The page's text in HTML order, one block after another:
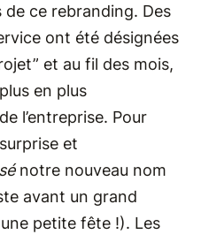
ce rebranding. Des
ont été désignées
et au fil des mois,
en plus
l’entreprise. Pour
et
notre nouveau nom
avant un grand
petite fête !). Les